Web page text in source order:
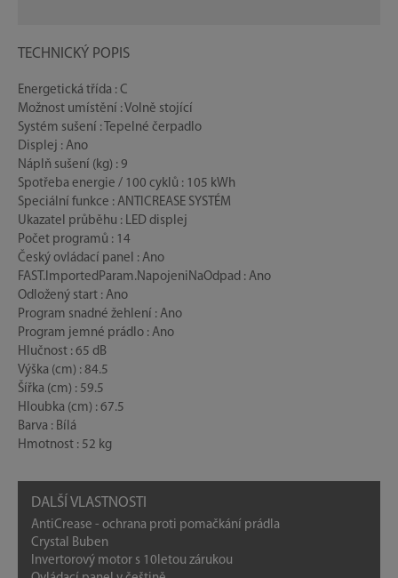
TECHNICKÝ POPIS
Energetická třída : C
Možnost umístění : Volně stojící
Systém sušení : Tepelné čerpadlo
Displej : Ano
Náplň sušení (kg) : 9
Spotřeba energie / 100 cyklů : 105 kWh
Speciální funkce : ANTICREASE SYSTÉM
Ukazatel průběhu : LED displej
Počet programů : 14
Český ovládací panel : Ano
FAST.ImportedParam.NapojeniNaOdpad : Ano
Odložený start : Ano
Program snadné žehlení : Ano
Program jemné prádlo : Ano
Hlučnost : 65 dB
Výška (cm) : 84.5
Šířka (cm) : 59.5
Hloubka (cm) : 67.5
Barva : Bílá
Hmotnost : 52 kg
DALŠÍ VLASTNOSTI
AntiCrease - ochrana proti pomačkání prádla
Crystal Buben
Invertorový motor s 10letou zárukou